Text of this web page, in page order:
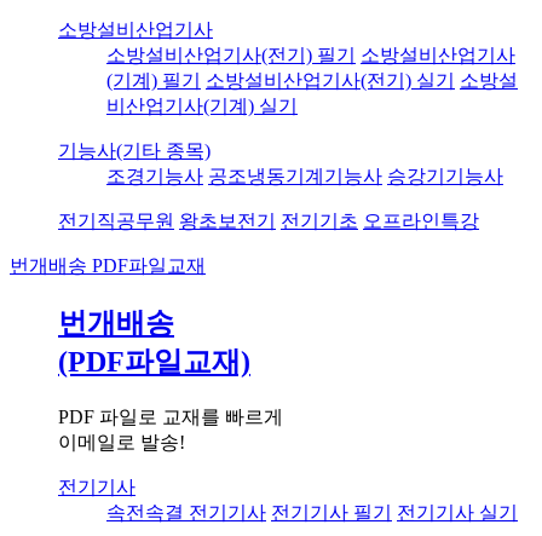
소방설비산업기사
소방설비산업기사(전기) 필기
소방설비산업기사
(기계) 필기
소방설비산업기사(전기) 실기
소방설
비산업기사(기계) 실기
기능사(기타 종목)
조경기능사 공조냉동기계기능사 승강기기능사
전기직공무원 왕초보전기 전기기초 오프라인특강
번개배송 PDF파일교재
번개배송
(PDF파일교재)
PDF 파일로 교재를 빠르게
이메일로 발송!
전기기사
속전속결 전기기사 전기기사 필기 전기기사 실기